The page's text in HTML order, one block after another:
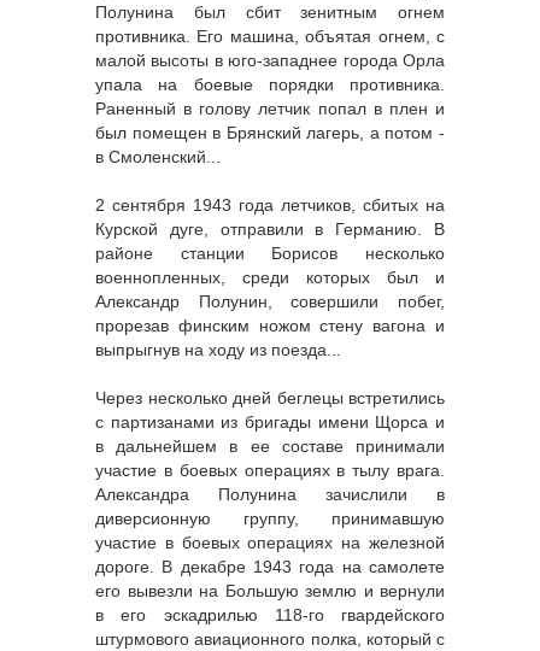
Полунина был сбит зенитным огнем
противника. Его машина, объятая огнем, с
малой высоты в юго-западнее города Орла
упала на боевые порядки противника.
Раненный в голову летчик попал в плен и
был помещен в Брянский лагерь, а потом -
в Смоленский...
2 сентября 1943 года летчиков, сбитых на
Курской дуге, отправили в Германию. В
районе станции Борисов несколько
военнопленных, среди которых был и
Александр Полунин, совершили побег,
прорезав финским ножом стену вагона и
выпрыгнув на ходу из поезда...
Через несколько дней беглецы встретились
с партизанами из бригады имени Щорса и
в дальнейшем в ее составе принимали
участие в боевых операциях в тылу врага.
Александра Полунина зачислили в
диверсионную группу, принимавшую
участие в боевых операциях на железной
дороге. В декабре 1943 года на самолете
его вывезли на Большую землю и вернули
в его эскадрилью 118-го гвардейского
штурмового авиационного полка, который с